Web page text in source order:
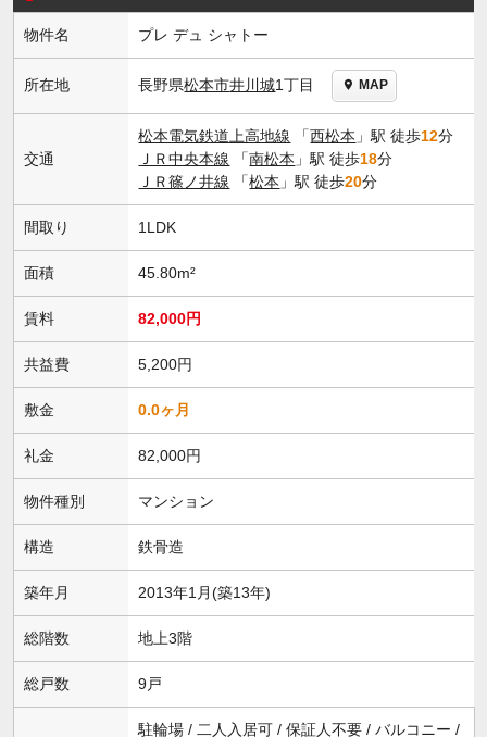
物件名 プレ デュ シャトー
所在地 長野県松本市井川城1丁目 MAP
交通
松本電気鉄道上高地線 「西松本 」駅 徒歩12分
ＪＲ中央本線 「南松本 」駅 徒歩18分
ＪＲ篠ノ井線 「松本 」駅 徒歩20分
間取り 1LDK
面積 45.80m²
賃料 82,000円
共益費 5,200円
敷金 0.0ヶ月
礼金 82,000円
物件種別 マンション
構造 鉄骨造
築年月 2013年1月(築13年)
総階数 地上3階
総戸数 9戸
駐輪場 / 二人入居可 / 保証人不要 / バルコニー /